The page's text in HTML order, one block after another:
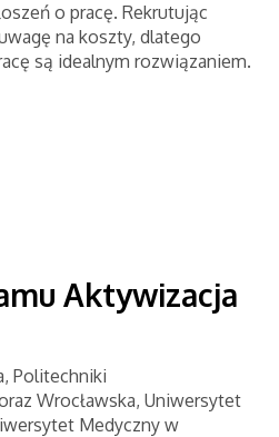
o pracę. Rekrutując
na koszty, dlatego
są idealnym rozwiązaniem.
Aktywizacja
Politechniki
Wrocławska, Uniwersytet
Medyczny w